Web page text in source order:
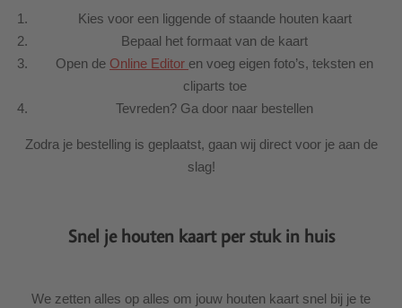
Kies voor een liggende of staande houten kaart
Bepaal het formaat van de kaart
Open de Online Editor en voeg eigen foto’s, teksten en
cliparts toe
Tevreden? Ga door naar bestellen
Zodra je bestelling is geplaatst, gaan wij direct voor je aan de
slag!
Snel je houten kaart per stuk in huis
We zetten alles op alles om jouw houten kaart snel bij je te